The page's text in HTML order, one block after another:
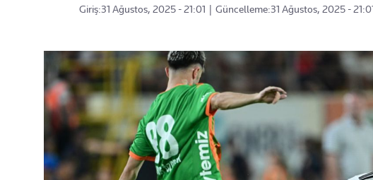
Giriş:31 Ağustos, 2025 - 21:01 Güncelleme:31 Ağustos, 2025 -